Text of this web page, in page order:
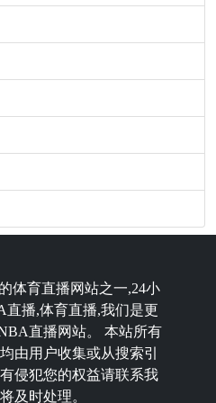
体育直播网站之一,24小
直播,体育直播,我们是更
直播网站。 本站所有
由用户收集或从搜索引
侵犯您的权益请联系我
及时处理。